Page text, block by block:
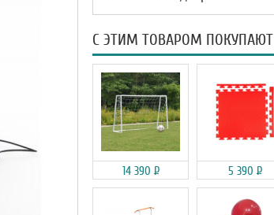
С ЭТИМ ТОВАРОМ ПОКУПАЮТ
14 390 Р 5 390 Р